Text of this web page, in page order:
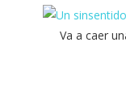
Va a caer